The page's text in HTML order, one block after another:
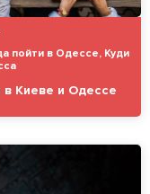
пойти в Одессе, Куди
в Киеве и Одессе